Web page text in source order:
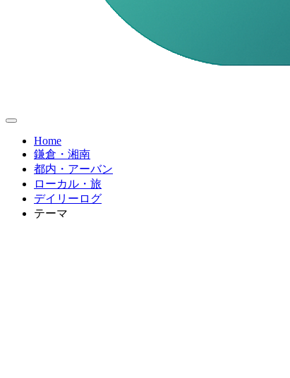
Home
鎌倉・湘南
都内・アーバン
ローカル・旅
デイリーログ
テーマ